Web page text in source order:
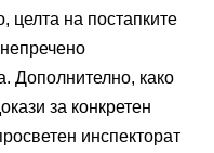
целта на постапките
Дополнително, како
за конкретен
инспекторат